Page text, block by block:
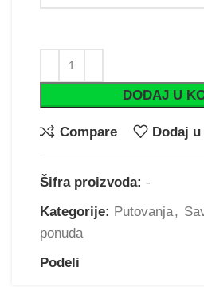
DODAJ U
Compare Dodaj
Šifra proizvoda: -
Kategorije: Putovanja,
ponuda
Podeli